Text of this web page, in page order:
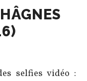
selfies vidéo :